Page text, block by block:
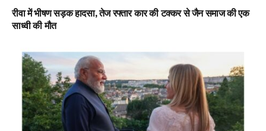
रीवा में भीषण सड़क हादसा, तेज रफ्तार कार की टक्कर से जैन समाज की एक
साध्वी की मौत